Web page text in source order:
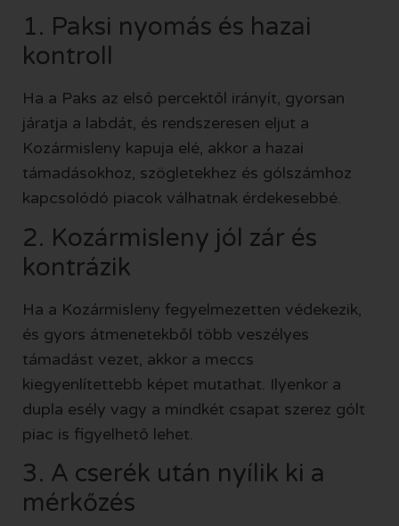
1. Paksi nyomás és hazai
kontroll
Ha a Paks az első percektől irányít, gyorsan
járatja a labdát, és rendszeresen eljut a
Kozármisleny kapuja elé, akkor a hazai
támadásokhoz, szögletekhez és gólszámhoz
kapcsolódó piacok válhatnak érdekesebbé.
2. Kozármisleny jól zár és
kontrázik
Ha a Kozármisleny fegyelmezetten védekezik,
és gyors átmenetekből több veszélyes
támadást vezet, akkor a meccs
kiegyenlítettebb képet mutathat. Ilyenkor a
dupla esély vagy a mindkét csapat szerez gólt
piac is figyelhető lehet.
3. A cserék után nyílik ki a
mérkőzés